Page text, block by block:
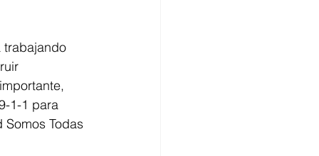
trabajando
1-1 para
Todas